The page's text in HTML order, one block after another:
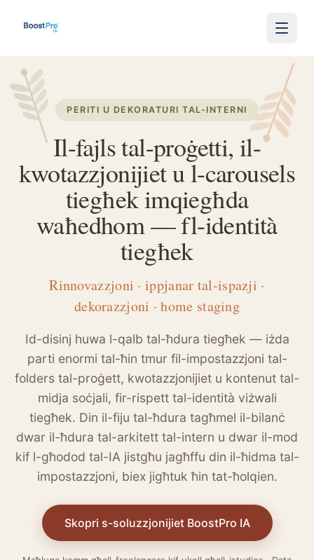
PERITI U DEKORATURI TAL-INTERNI
Il-fajls tal-proġetti, il-
kwotazzjonijiet u l-carousels
tiegħek imqiegħda
waħedhom — fl-identità
tiegħek
Rinnovazzjoni · ippjanar tal-ispazji ·
dekorazzjoni · home staging
Id-disinj huwa l-qalb tal-ħdura tiegħek — iżda
parti enormi tal-ħin tmur fil-impostazzjoni tal-
folders tal-proġett, kwotazzjonijiet u kontenut tal-
midja soċjali, fir-rispett tal-identità viżwali
tiegħek. Din il-fiju tal-ħdura tagħmel il-bilanċ
dwar il-ħdura tal-arkitett tal-intern u dwar il-mod
kif l-għodod tal-IA jistgħu jagħffu din il-ħidma tal-
impostazzjoni, biex jigħtuk ħin tat-ħolqien.
Skopri s-soluzzjonijiet BoostPro IA